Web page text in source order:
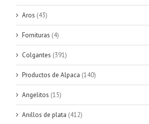
Aros (43)
Fornituras (4)
Colgantes (391)
Productos de Alpaca (140)
Angelitos (15)
Anillos de plata (412)